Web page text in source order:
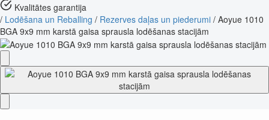
Kvalitātes garantija
/ Lodēšana un Reballing / Rezerves daļas un piederumi / Aoyue 1010
BGA 9x9 mm karstā gaisa sprausla lodēšanas stacijām